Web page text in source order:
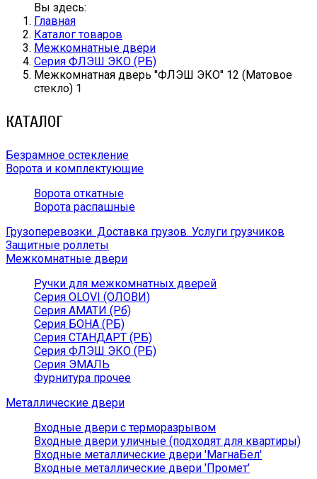
Вы здесь:
Главная
Каталог товаров
Межкомнатные двери
Серия ФЛЭШ ЭКО (РБ)
Межкомнатная дверь ''ФЛЭШ ЭКО'' 12 (Матовое
стекло) 1
КАТАЛОГ
Безрамное остекление
Ворота и комплектующие
Ворота откатные
Ворота распашные
Грузоперевозки. Доставка грузов. Услуги грузчиков
Защитные роллеты
Межкомнатные двери
Ручки для межкомнатных дверей
Серия OLOVI (ОЛОВИ)
Серия АМАТИ (Рб)
Серия БОНА (РБ)
Серия СТАНДАРТ (РБ)
Серия ФЛЭШ ЭКО (РБ)
Серия ЭМАЛЬ
Фурнитура прочее
Металлические двери
Входные двери с терморазрывом
Входные двери уличные (подходят для квартиры)
Входные металлические двери 'МагнаБел'
Входные металлические двери 'Промет'